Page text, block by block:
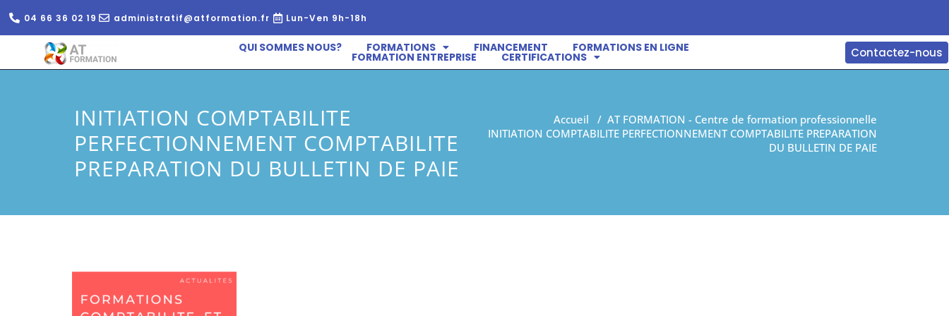
04 66 36 02 19 administratif@atformation.fr Lun-Ven 9h-18h
QUI SOMMES NOUS? FORMATIONS FINANCEMENT FORMATIONS EN LIGNE
FORMATION ENTREPRISE CERTIFICATIONS Contactez-nous
INITIATION COMPTABILITE
PERFECTIONNEMENT COMPTABILITE
PREPARATION DU BULLETIN DE PAIE
Accueil / AT FORMATION - Centre de formation professionnelle
INITIATION COMPTABILITE PERFECTIONNEMENT COMPTABILITE PREPARATION
DU BULLETIN DE PAIE